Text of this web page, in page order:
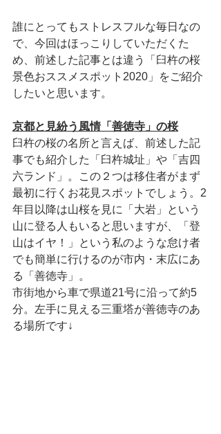
誰にとってもストレスフルな毎日なの
で、今回はほっこりしていただくた
め、前述した記事とは違う「臼杵の桜
景色おススメスポット2020」をご紹介
したいと思います。
京都と見紛う風情「善徳寺」の桜
臼杵の桜の名所と言えば、前述した記
事でも紹介した「臼杵城址」や「吉四
六ランド」。この２つは移住者がまず
最初に行くお花見スポットでしょう。2
年目以降は山桜を見に「大岩」という
山に登る人もいると思いますが、「登
山はイヤ！」という私のような怠け者
でも簡単に行けるのが市内・末広にあ
る「善徳寺」。
市街地から車で県道21号に沿って約5
分。左手に見える三重塔が善徳寺のあ
る場所です↓